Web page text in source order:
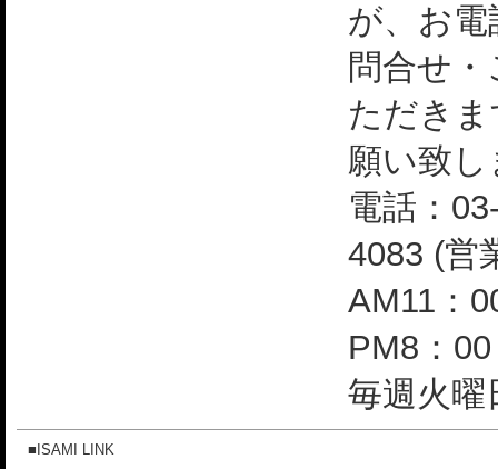
が、お
問合せ
ただき
願い致
電話：
4083 (営
AM11：
PM8：
毎週火曜
■ISAMI LINK